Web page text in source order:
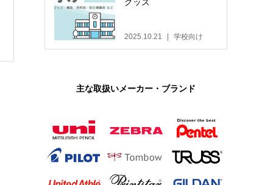
グッズ
2025.10.21 学校向け
主な取扱いメーカー・ブランド